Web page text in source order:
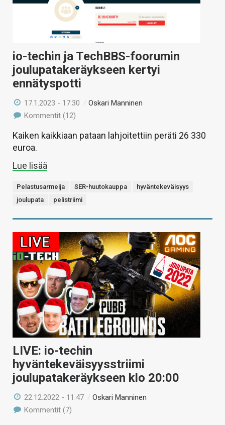
io-techin ja TechBBS-foorumin
joulupatakeräykseen kertyi
ennätyspotti
17.1.2023 - 17:30 /Oskari Manninen
Kommentit (12)
Kaiken kaikkiaan pataan lahjoitettiin peräti 26 330
euroa.
Lue lisää
Pelastusarmeija SER-huutokauppa
hyväntekeväisyys
joulupata
pelistriimi
LIVE: io-techin
hyväntekeväisyysstriimi
joulupatakeräykseen klo 20:00
22.12.2022 - 11:47 /Oskari Manninen
Kommentit (7)